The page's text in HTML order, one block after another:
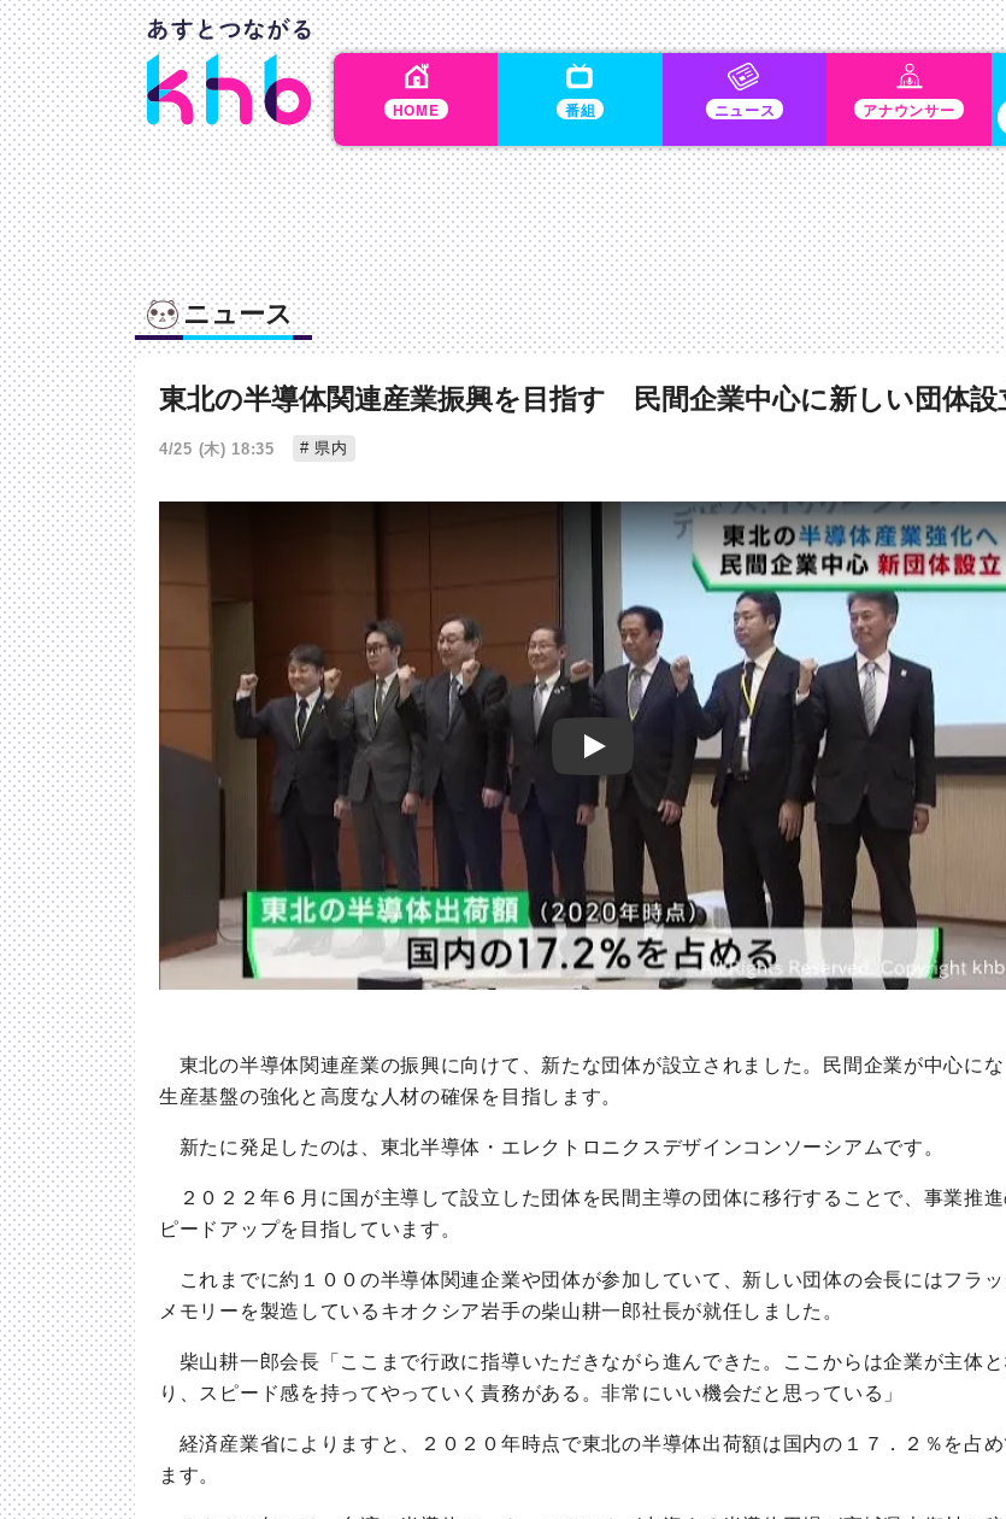
HOME 番組 ニュース アナウンサー
ニュース
東北の半導体関連産業振興を目指す 民間企業中心に新しい団体設
4/25 (木) 18:35 県内
Play
東北の半導体関連産業の振興に向けて、新たな団体が設立されました。民間企業が中心にな
生産基盤の強化と高度な人材の確保を目指します。
新たに発足したのは、東北半導体・エレクトロニクスデザインコンソーシアムです。
２０２２年６月に国が主導して設立した団体を民間主導の団体に移行することで、事業推進
ピードアップを目指しています。
これまでに約１００の半導体関連企業や団体が参加していて、新しい団体の会長にはフラッ
メモリーを製造しているキオクシア岩手の柴山耕一郎社長が就任しました。
柴山耕一郎会長「ここまで行政に指導いただきながら進んできた。ここからは企業が主体と
り、スピード感を持ってやっていく責務がある。非常にいい機会だと思っている」
経済産業省によりますと、２０２０年時点で東北の半導体出荷額は国内の１７．２％を占め
ます。